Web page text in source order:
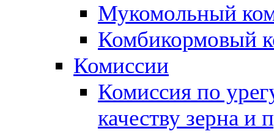
Мукомольный
Комбикормовый
Комиссии
Комиссия по
качеству зерна и